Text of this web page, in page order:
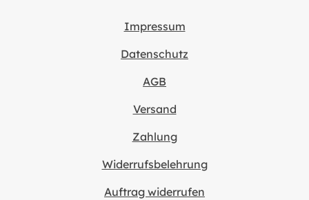
Impressum
Datenschutz
AGB
Versand
Zahlung
Widerrufsbelehrung
Auftrag widerrufen